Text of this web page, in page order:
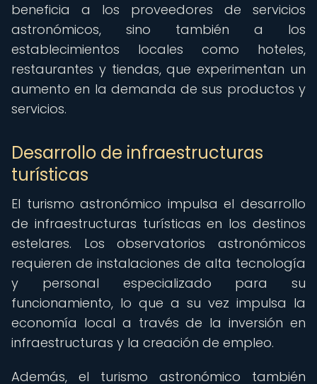
beneficia a los proveedores de servicios
astronómicos, sino también a los
establecimientos locales como hoteles,
restaurantes y tiendas, que experimentan un
aumento en la demanda de sus productos y
servicios.
Desarrollo de infraestructuras
turísticas
El turismo astronómico impulsa el desarrollo
de infraestructuras turísticas en los destinos
estelares. Los observatorios astronómicos
requieren de instalaciones de alta tecnología
y personal especializado para su
funcionamiento, lo que a su vez impulsa la
economía local a través de la inversión en
infraestructuras y la creación de empleo.
Además, el turismo astronómico también